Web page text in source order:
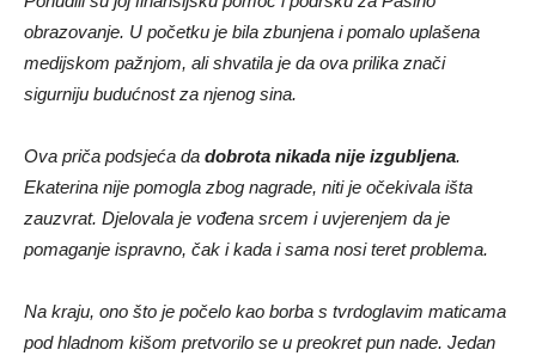
obrazovanje. U početku je bila zbunjena i pomalo uplašena
medijskom pažnjom, ali shvatila je da ova prilika znači
sigurniju budućnost za njenog sina.
Ova priča podsjeća da dobrota nikada nije izgubljena.
Ekaterina nije pomogla zbog nagrade, niti je očekivala išta
zauzvrat. Djelovala je vođena srcem i uvjerenjem da je
pomaganje ispravno, čak i kada i sama nosi teret problema.
Na kraju, ono što je počelo kao borba s tvrdoglavim maticama
pod hladnom kišom pretvorilo se u preokret pun nade. Jedan